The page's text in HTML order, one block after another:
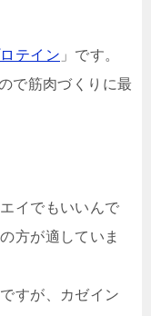
テイン 」です。
で筋肉づくりに最
イでもいいんで
の方が適していま
すが、カゼイン